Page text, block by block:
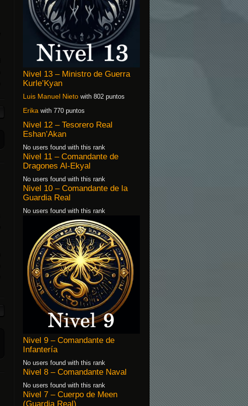
Nivel 13 – Ministro de Guerra
Kurle’Kyan
Luis Manuel Nieto with 802 puntos
Erika with 770 puntos
Nivel 12 – Tesorero Real
Eshan’Akan
No users found with this rank
Nivel 11 – Comandante de
Dragones Al-Ekyal
No users found with this rank
Nivel 10 – Comandante de la
Guardia Real
No users found with this rank
Nivel 9 – Comandante de
Infantería
No users found with this rank
Nivel 8 – Comandante Naval
No users found with this rank
Nivel 7 – Cuerpo de Meen
(Guardia Real)